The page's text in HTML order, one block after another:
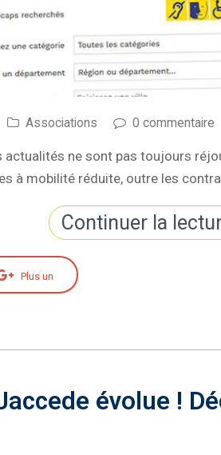
Associations 0 commentaire
ne sont pas toujours
à mobilité réduite, outre les
Continuer la
Plus un
évolue !